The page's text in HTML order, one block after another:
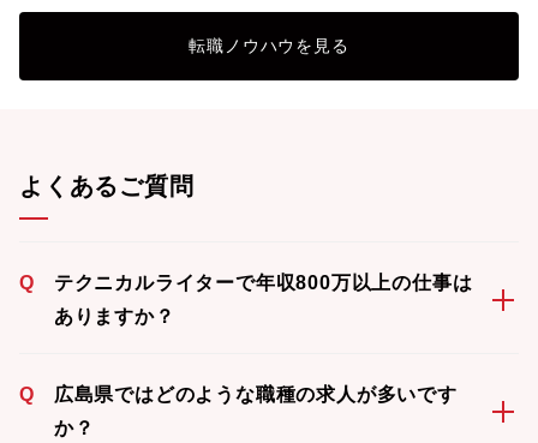
転職ノウハウを見る
よくあるご質問
Q
テクニカルライターで年収800万以上の仕事は
ありますか？
Q
広島県ではどのような職種の求人が多いです
か？